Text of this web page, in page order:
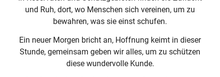
und Ruh, dort, wo Menschen sich vereinen, um zu
bewahren, was sie einst schufen.
Ein neuer Morgen bricht an, Hoffnung keimt in dieser
Stunde, gemeinsam geben wir alles, um zu schützen
diese wundervolle Kunde.